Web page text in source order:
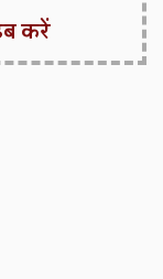
करें